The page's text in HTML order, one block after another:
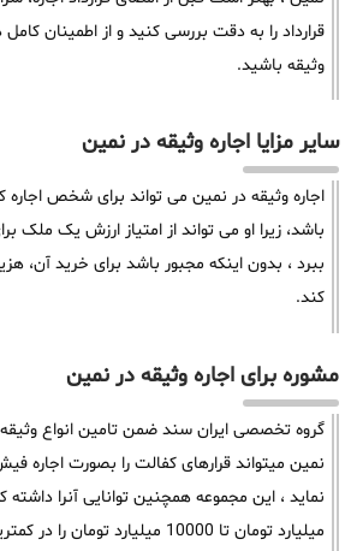
قرارداد را به دقت بررسی کنید و از اطمینان کامل
وثیقه باشید.
سایر مزایا اجاره وثیقه در نمین
اجاره وثیقه در نمین می تواند برای شخص اجاره
باشد، زیرا او می تواند از امتیاز ارزش یک ملک
ببرد ، بدون اینکه مجبور باشد برای خرید آن،
کند.
مشوره برای اجاره وثیقه در نمین
گروه تخصصی ایران سند ضمن تامین انواع
نمین میتواند قرارهای کفالت را بصورت اجاره
میلیارد تومان تا 10000 میلیارد